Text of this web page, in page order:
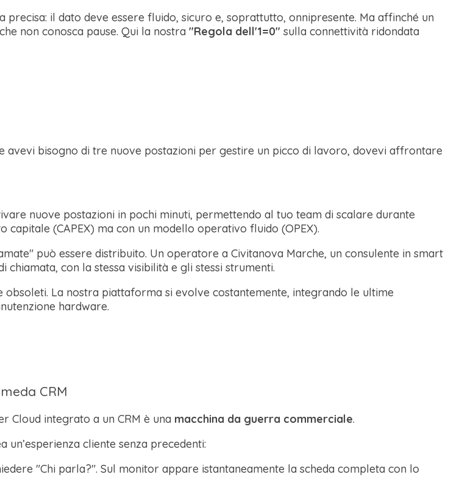
precisa: il dato deve essere fluido, sicuro e, soprattutto, onnipresente. Ma affinché un
non conosca pause. Qui la nostra "Regola dell'1=0" sulla connettività ridondata
avevi bisogno di tre nuove postazioni per gestire un picco di lavoro, dovevi affrontare
nuove postazioni in pochi minuti, permettendo al tuo team di scalare durante
(CAPEX) ma con un modello operativo fluido (OPEX).
può essere distribuito. Un operatore a Civitanova Marche, un consulente in smart
con la stessa visibilità e gli stessi strumenti.
La nostra piattaforma si evolve costantemente, integrando le ultime
hardware.
CRM
Cloud integrato a un CRM è una macchina da guerra commerciale.
un’esperienza cliente senza precedenti:
"Chi parla?". Sul monitor appare istantaneamente la scheda completa con lo